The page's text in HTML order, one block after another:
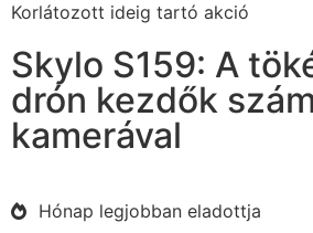
Korlátozott ideig tartó akció
Skylo S159: A
drón kezdők
kamerával
Hónap legjobban eladottja